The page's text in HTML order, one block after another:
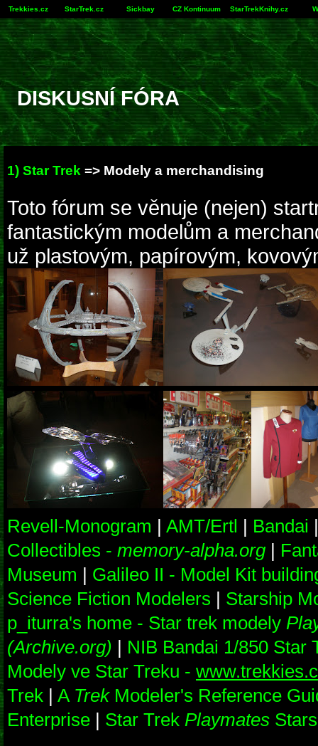
Trekkies.cz StarTrek.cz Sickbay CZ Kontinuum StarTrekKnihy.cz
DISKUSNÍ FÓRA
1) Star Trek => Modely a merchandising
Toto fórum se věnuje (nejen)
fantastickým modelům a
už plastovým, papírovým,
Revell-Monogram | AMT/Ertl | Bandai
Collectibles - memory-alpha.org|
Museum | Galileo II - Model Kit
Science Fiction Modelers | Starship
p_iturra's home - Star trek modely
(Archive.org) | NIB Bandai 1/850 Star
Modely ve Star Treku -
Trek | A TrekModeler's Reference
Enterprise | Star Trek Playmates